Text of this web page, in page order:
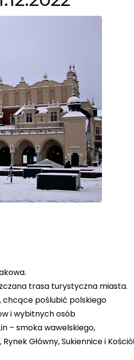
trasa turystyczna miasta.
chcące poślubić polskiego
i wybitnych osób
– smoka wawelskiego,
Główny, Sukiennice i